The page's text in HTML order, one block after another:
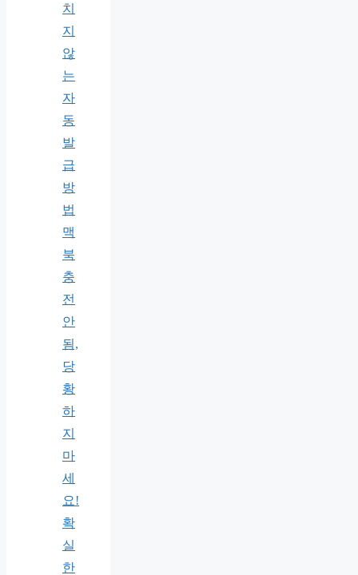
치
지
않
는
자
동
발
급
방
법
맥
북
충
전
안
됨,
당
황
하
지
마
세
요!
확
실
한